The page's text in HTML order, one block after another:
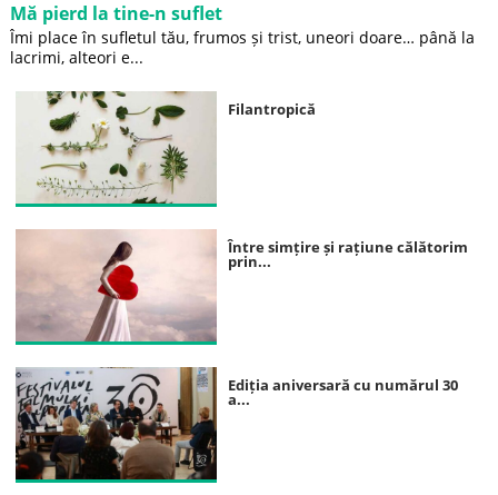
Mă pierd la tine-n suflet
Îmi place în sufletul tău, frumos și trist, uneori doare… până la
lacrimi, alteori e...
Filantropică
Între simțire și rațiune călătorim
prin...
Ediția aniversară cu numărul 30
a...